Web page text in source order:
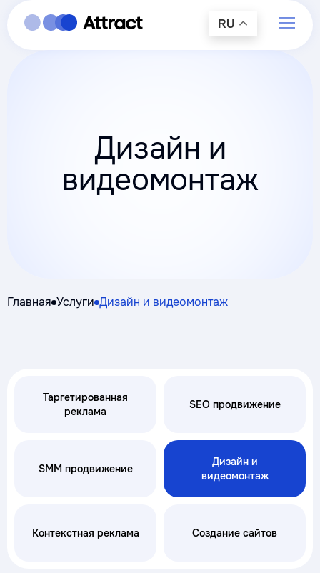
RU
Дизайн и
видеомонтаж
Главная Услуги Дизайн и видеомонтаж
Таргетированная
реклама
SEO продвижение
SMM продвижение
Дизайн и
видеомонтаж
Контекстная реклама Создание сайтов